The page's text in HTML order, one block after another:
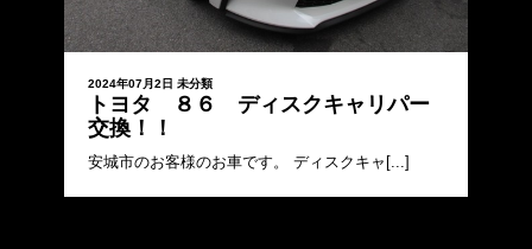
2024年07月2日 未分類
トヨタ ８６ ディスクキャリパー
交換！！
安城市のお客様のお車です。 ディスクキャ[...]